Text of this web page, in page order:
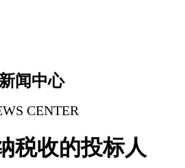
新闻中心
CENTER
税收的投标人